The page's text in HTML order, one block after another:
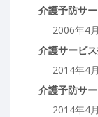
介護予防サ
2006年4
介護サービ
2014年4
介護予防サ
2014年4